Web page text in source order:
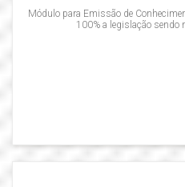
Módulo para Emissão de
100% a legislação sendo